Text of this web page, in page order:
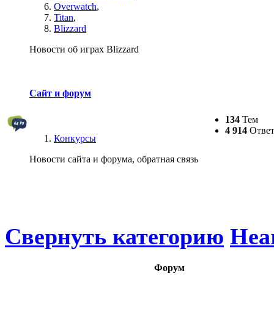
Overwatch,
Titan,
Blizzard
Новости об играх Blizzard
Сайт и форум
Конкурсы
Новости сайта и форума, обратная связь
134 Тем
4 914
Свернуть категорию
Форум